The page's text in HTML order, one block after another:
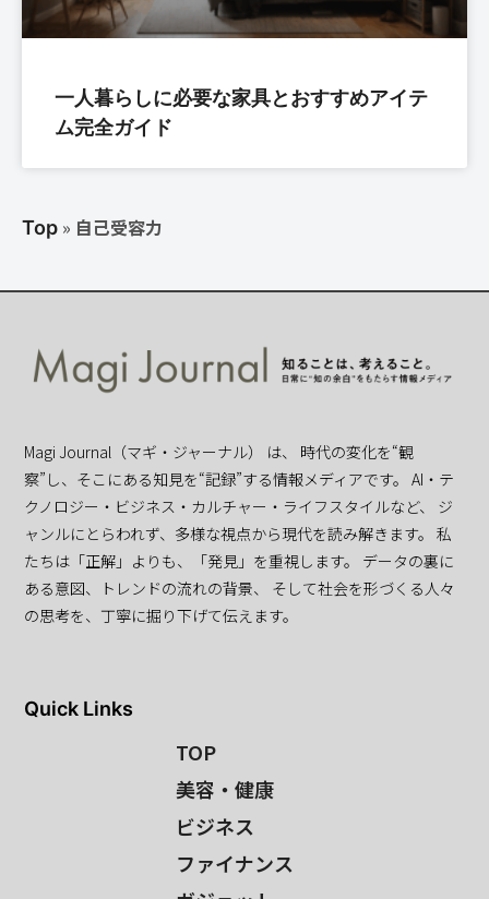
一人暮らしに必要な家具とおすすめアイテ
ム完全ガイド
Top » 自己受容力
Magi Journal（マギ・ジャーナル） は、 時代の変化を“観
察”し、そこにある知見を“記録”する情報メディアです。 AI・テ
クノロジー・ビジネス・カルチャー・ライフスタイルなど、 ジ
ャンルにとらわれず、多様な視点から現代を読み解きます。 私
たちは「正解」よりも、「発見」を重視します。 データの裏に
ある意図、トレンドの流れの背景、 そして社会を形づくる人々
の思考を、丁寧に掘り下げて伝えます。
Quick Links
TOP
美容・健康
ビジネス
ファイナンス